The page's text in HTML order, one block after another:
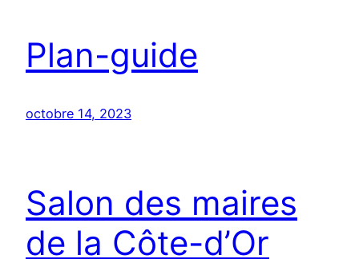
Plan-guide
octobre 14, 2023
Salon des maires
de la Côte-d’Or